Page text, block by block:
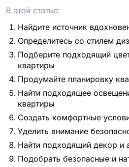
В этой статье:
Найдите источник
Определитесь со стилем
Подберите подходящий
квартиры
Продумайте планировку
Найти подходящее
квартиры
Создать комфортные
Уделить внимание
Найти подходящий декор и
Подобрать безопасные и